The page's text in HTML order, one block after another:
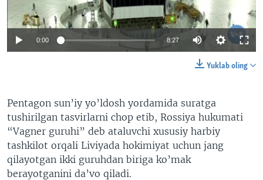
0:00 8:27
Yuklab oling
Pentagon sun’iy yo’ldosh yordamida suratga
tushirilgan tasvirlarni chop etib, Rossiya hukumati
“Vagner guruhi” deb ataluvchi xususiy harbiy
tashkilot orqali Liviyada hokimiyat uchun jang
qilayotgan ikki guruhdan biriga ko’mak
berayotganini da’vo qiladi.